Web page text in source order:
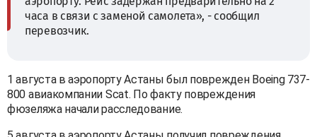
часа в связи с заменой самолета», - сообщил
перевозчик.
1 августа в аэропорту Астаны был поврежден Boeing 737-
800 авиакомпании Scat. По факту повреждения
фюзеляжа начали расследование.